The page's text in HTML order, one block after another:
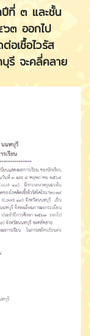
ปีที่ ๓ และชั้น
๓ ออกไป
อเชื้อไวรัส
รี จะคลี่คลาย